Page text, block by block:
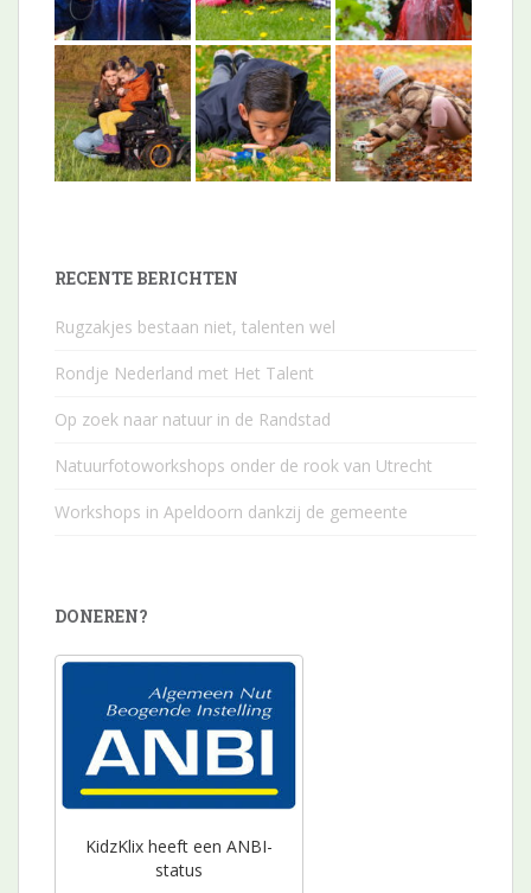
RECENTE BERICHTEN
Rugzakjes bestaan niet, talenten wel
Rondje Nederland met Het Talent
Op zoek naar natuur in de Randstad
Natuurfotoworkshops onder de rook van Utrecht
Workshops in Apeldoorn dankzij de gemeente
DONEREN?
KidzKlix heeft een ANBI-
status